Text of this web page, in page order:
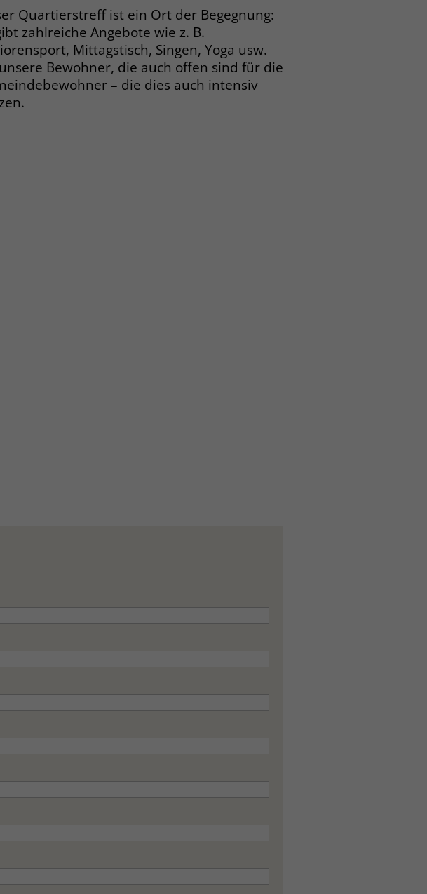
Quartierstreff ist ein Ort der Begegnung:
zahlreiche Angebote wie z. B.
Mittagstisch, Singen, Yoga usw.
Bewohner, die auch offen sind für die
– die dies auch intensiv
auf die
von
Dieses Cookie ist
h. Facebook
Verbraucher auf
verfolgt die
verschiedenen
um den Nutzer
Cookie sammelt
Facebook nur
Unternehmen